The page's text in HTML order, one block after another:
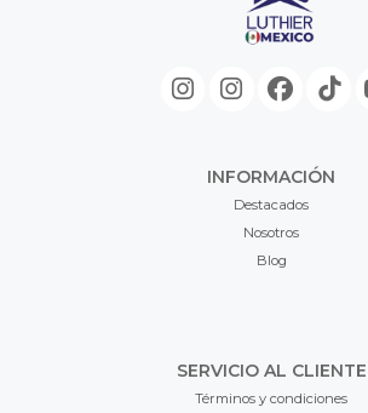
INFORMACIÓN
Destacados
Nosotros
Blog
SERVICIO AL CLIENTE
Términos y condiciones